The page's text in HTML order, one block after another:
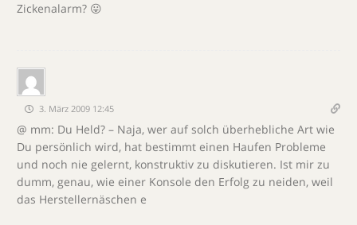
Zickenalarm? 😛
3. März 2009 12:45
@ mm: Du Held? – Naja, wer auf solch überhebliche Art wie
Du persönlich wird, hat bestimmt einen Haufen Probleme
und noch nie gelernt, konstruktiv zu diskutieren. Ist mir zu
dumm, genau, wie einer Konsole den Erfolg zu neiden, weil
das Herstellernäschen e